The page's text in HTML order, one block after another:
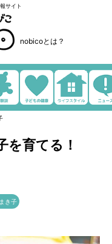
サイト
nobicoとは？
を育てる！
き子